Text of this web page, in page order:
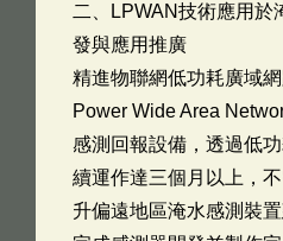
二、LPWAN技術應用於
發與應用推廣
精進物聯網低功耗廣域
Power Wide Area
感測回報設備，透過低
續運作達三個月以上，
升偏遠地區淹水感測裝